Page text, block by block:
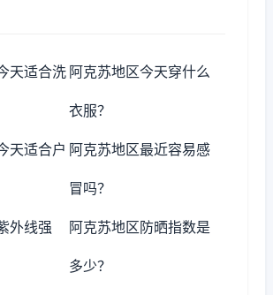
天适合洗 阿克苏地区今天穿什么
衣服？
天适合户 阿克苏地区最近容易感
冒吗？
外线强 阿克苏地区防晒指数是
多少？